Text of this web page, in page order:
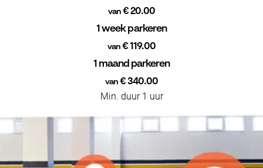
van€ 20.00
1 week parkeren
van€ 119.00
1 maand parkeren
van€ 340.00
Min. duur 1 uur